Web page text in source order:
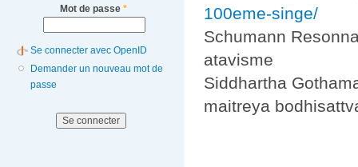
Mot de passe*
Se connecter avec OpenID
Demander un nouveau mot de
passe
100eme-singe/
Schumann
atavisme
Siddhartha
maitreya